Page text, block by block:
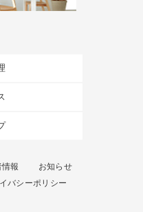
報
お知らせ
バシーポリシー